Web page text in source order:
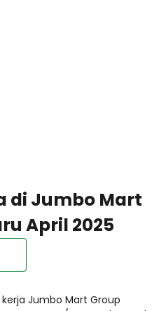
di Jumbo Mart
April 2025
kerja Jumbo Mart Group